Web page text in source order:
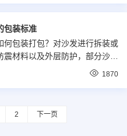
包装标准
何包装打包？对沙发进行拆装或
材料以及外层防护，部分沙发
密封包装进行全面防护。
1870
2 下一页